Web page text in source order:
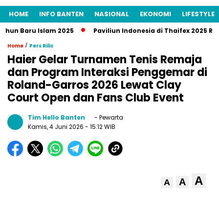
HOME INFO BANTEN NASIONAL EKONOMI LIFESTYLE
Baru Islam 2025 Paviliun Indonesia di Thaifex 2025 Raup
Home / Pers Rilis
Haier Gelar Turnamen Tenis Remaja
dan Program Interaksi Penggemar di
Roland-Garros 2026 Lewat Clay
Court Open dan Fans Club Event
Tim Hello Banten
- Pewarta
Kamis, 4 Juni 2026 - 15:12 WIB
A A A